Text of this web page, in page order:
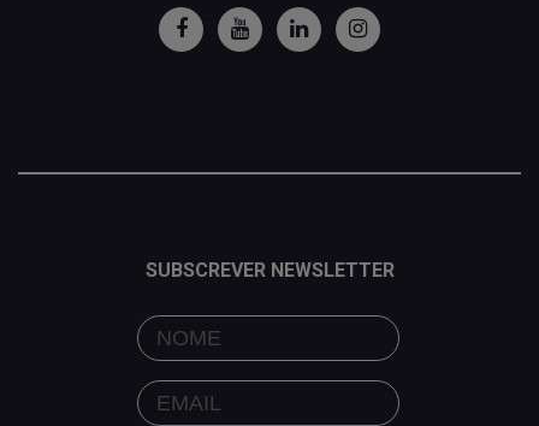
SUBSCREVER NEWSLETTER